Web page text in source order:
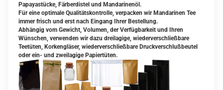
Papayastücke, Färberdistel und Mandarinenöl.
Für eine optimale Qualitätskontrolle, verpacken wir Mandarinen Tee
immer frisch und erst nach Eingang Ihrer Bestellung.
Abhängig vom Gewicht, Volumen, der Verfügbarkeit und Ihren
Wünschen, verwenden wir dazu dreilagige, wiederverschließbare
Teetüten, Korkengläser, wiederverschließbare Druckverschlußbeutel
oder ein- und zweilagige Papiertüten.